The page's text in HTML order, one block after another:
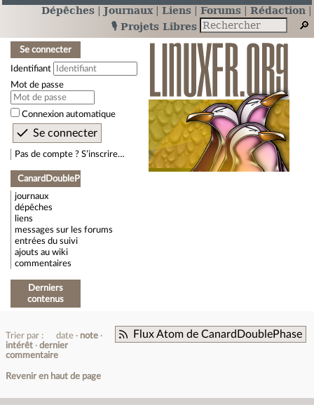
Dépêches Journaux Liens Forums
Rédaction
🎙️ Projets Libres
Se connecter
Identifiant
Mot de passe
Connexion automatique
Pas de compte ? S’inscrire…
CanardDoublePhase
journaux
dépêches
liens
messages sur les forums
entrées du suivi
ajouts au wiki
commentaires
Derniers
contenus
Flux Atom de CanardDoublePhase
Trier par : date
note
intérêt
dernier
commentaire
Revenir en haut de page